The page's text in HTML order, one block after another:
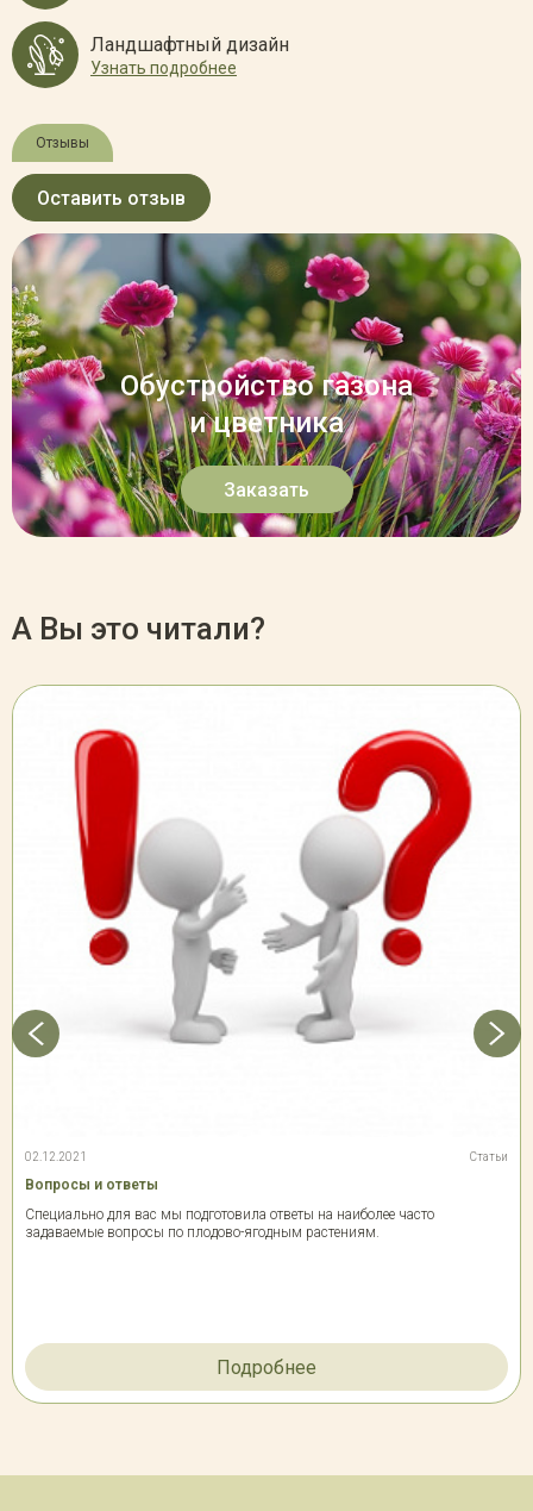
Ландшафтный дизайн
Узнать подробнее
Отзывы
Оставить отзыв
Обустройство газона
и цветника
Заказать
А Вы это читали?
02.12.2021 Статьи
Вопросы и ответы
Специально для вас мы подготовила ответы на наиболее часто
задаваемые вопросы по плодово-ягодным растениям.
Подробнее